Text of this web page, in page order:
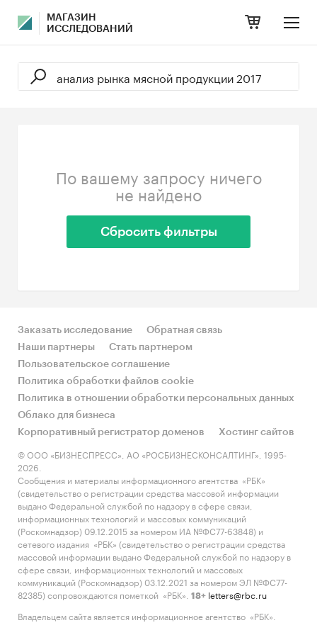
МАГАЗИН
ИССЛЕДОВАНИЙ
По вашему запросу ничего
не найдено
Сбросить фильтры
Заказать исследование
Обратная связь
Наши партнеры
Стать партнером
Пользовательское соглашение
Политика обработки файлов cookie
Политика в отношении обработки персональных данных
Облако для бизнеса
Корпоративный регистратор доменов
Хостинг сайтов
© ООО «БИЗНЕСПРЕСС», АО «РОСБИЗНЕСКОНСАЛТИНГ», 1995-
2026.
Сообщения и материалы информационного агентства «РБК»
(свидетельство о регистрации средства массовой информации
выдано Федеральной службой по надзору в сфере связи,
информационных технологий и массовых коммуникаций
(Роскомнадзор) 09.12.2015 за номером ИА №ФС77-63848) и
сетевого издания «РБК» (свидетельство о регистрации средства
массовой информации выдано Федеральной службой по надзору в
сфере связи, информационных технологий и массовых
коммуникаций (Роскомнадзор) 03.12.2021 за номером ЭЛ №ФС77-
82385) сопровождаются пометкой «РБК».
18+ letters@rbc.ru
Владельцем сайта является информационное агентство «РБК».